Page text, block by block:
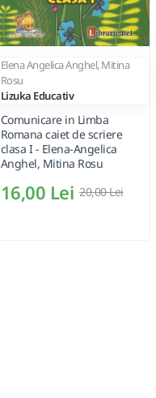
Elena Angelica Anghel, Mitina
Rosu
Lizuka Educativ
Comunicare in Limba
Romana caiet de scriere
clasa I - Elena-Angelica
Anghel, Mitina Rosu
16,00 Lei 20,00 Lei